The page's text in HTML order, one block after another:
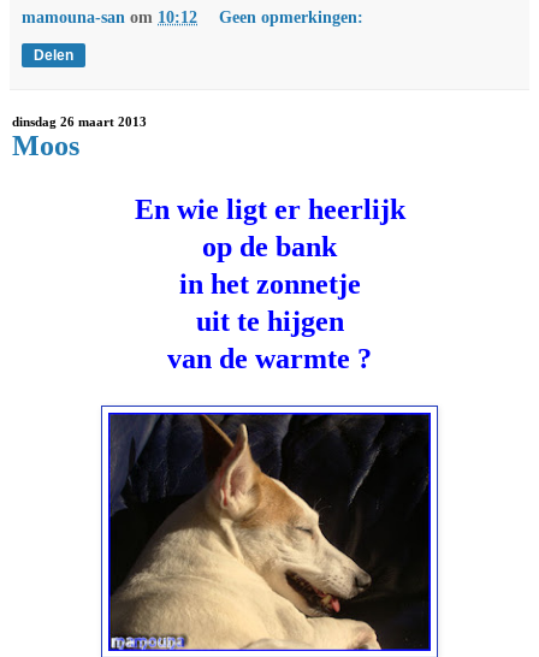
mamouna-san om 10:12 Geen opmerkingen:
Delen
dinsdag 26 maart 2013
Moos
En wie ligt er heerlijk
op de bank
in het zonnetje
uit te hijgen
van de warmte ?